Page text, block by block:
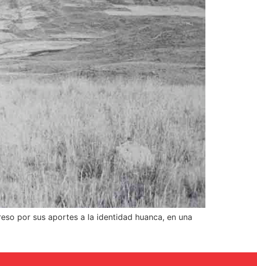
por sus aportes a la identidad huanca, en una